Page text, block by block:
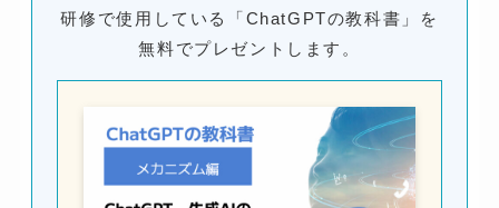
研修で使用している「ChatGPTの教科書」を
無料でプレゼントします。